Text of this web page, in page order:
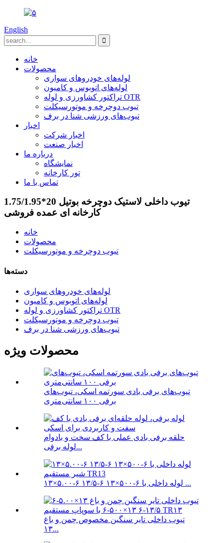
English
خانه
محصولات
لوله‌های خودروهای سواری
لوله‌های اتوبوس و کامیون
تراکتور کشاورزی و لوله OTR
تیوب دوچرخه و موتورسیکلت
تیوب‌های ورزشی شنا در برف
اخبار
اخبار شرکت
اخبار صنعت
درباره ما
نمایشگاه
تور کارخانه
تماس با ما
تیوب داخلی لاستیک دوچرخه بوتیل 20*1.75/1.95
کارخانه ای عمده فروشی
خانه
محصولات
تیوب دوچرخه و موتورسیکلت
دسته‌ها
لوله‌های خودروهای سواری
لوله‌های اتوبوس و کامیون
تراکتور کشاورزی و لوله OTR
تیوب دوچرخه و موتورسیکلت
تیوب‌های ورزشی شنا در برف
محصولات ویژه
تیوب‌های برفی بادی سورتمه اسکی، تیوب‌های
برفی ۱۰۰ سانتی‌متری
حلقه برفی بادی عملی با کف سخت و بادوام
لوله برفی...
۱۳×۵.۰۰-۶ ۱۳/۵-۶ ۱۳×۵۰۰-۶ لوله داخلی با ...
تیوب داخلی تایر سنگین مخصوص چمن و باغ
۱۳...